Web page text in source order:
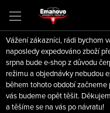
obsah
Vážení zákazníci, rádi bychom
naposledy expedováno zboží
srpna bude e-shop z důvodu
režimu a objednávky nebudou
během tohoto období začneme
vás budeme opět těšit.
a těšíme se na vás po návratu!